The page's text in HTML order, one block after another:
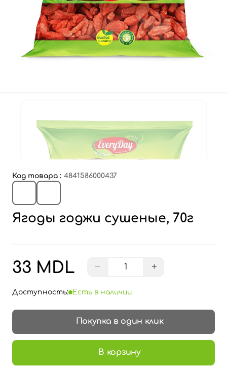
Код товара : 4841586000437
Ягоды годжи сушеные, 70г
33 MDL − +
Доступность: Есть в наличии
Покупка в один клик
В корзину